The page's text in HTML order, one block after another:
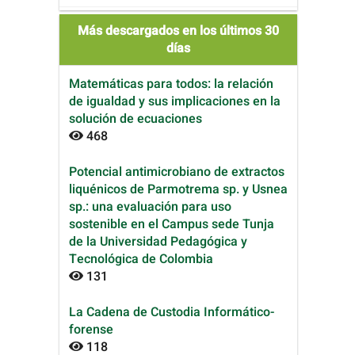
Más descargados en los últimos 30
días
Matemáticas para todos: la relación
de igualdad y sus implicaciones en la
solución de ecuaciones
468
Potencial antimicrobiano de extractos
liquénicos de Parmotrema sp. y Usnea
sp.: una evaluación para uso
sostenible en el Campus sede Tunja
de la Universidad Pedagógica y
Tecnológica de Colombia
131
La Cadena de Custodia Informático-
forense
118